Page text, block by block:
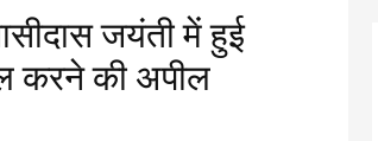
जयंती में हुई
करने की अपील